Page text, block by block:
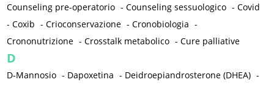
Counseling pre-operatorio -Counseling sessuologico -Covid
-Coxib -Crioconservazione -Cronobiologia -
Crononutrizione -Crosstalk metabolico -Cure palliative
D
D-Mannosio - Dapoxetina - Deidroepiandrosterone (DHEA) -